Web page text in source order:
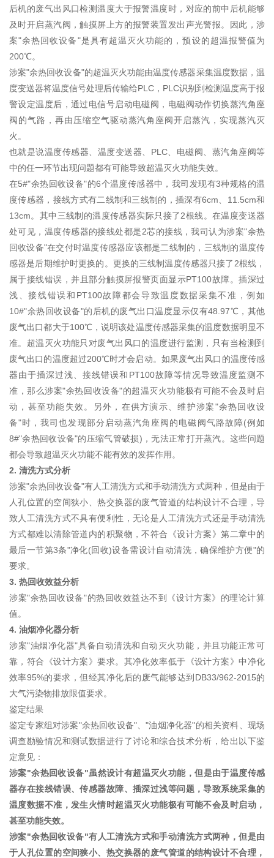
后机的废气出风口检测温度大于报警温度时，对应的前中后机能够
及时开启蒸汽阀，触摸屏上方的报警装置发出声光警报。因此，涉
案"余热回收设备"是具有超温灭火功能的，预设的超温报警值为
200℃。
涉案"余热回收设备"的超温灭火功能由温度传感器采集温度数据，温
度变送器将温度信号处理后传输给PLC，PLC识别到检测温度高于报
警设定温度后，通过电信号启动电磁阀，电磁阀动作切换蒸汽角座
阀的气路，再由压缩空气驱动蒸汽角座阀开启蒸汽，实现蒸汽灭
火。
也就是说温度传感器、温度变送器、PLC、电磁阀、蒸汽角座阀等
中的任一环节出现问题都有可能导致超温灭火功能失效。
在5#"余热回收设备"的6个温度传感器中，我司发现有3种规格的温
度传感器，接线方式有二线制和三线制的，插深有6cm、11.5cm和
13cm。其中三线制的温度传感器实际只接了2根线。在温度变送器
处可见，温度传感器的接线处都是2芯的接线，我司认为涉案"余热
回收设备"在交付时温度传感器应该都是二线制的，三线制的温度传
感器是后期维护时更换的。更换的三线制温度传感器只接了2根线，
属于接线错误，并且部分触摸屏报警页面显示PT100故障。插深过
浅、接线错误和PT100故障都会导致温度数据采集不准，例如
10#"余热回收设备"的后机的废气出口温度显示仅有48.97℃，其他
废气出口都大于100℃，说明该处温度传感器采集的温度数据明显不
准。超温灭火功能只对废气出风口的温度进行监测，只有当检测到
废气出口的温度超过200℃时才会启动。如果废气出风口的温度传感
器由于插深过浅、接线错误和PT100故障等情况导致温度监测不
准，那么涉案"余热回收设备"的超温灭火功能极有可能不会及时启
动，甚至功能失效。另外，在供方演示、维护涉案"余热回收设
备"时，我司也发现部分启动蒸汽角座阀的电磁阀气路故障(例如
8#"余热回收设备"的压缩气管破损)，无法正常打开蒸汽。这些问题
都会导致超温灭火功能不能有效的发挥作用。
2. 清洗方式分析
涉案"余热回收设备"有人工清洗方式和手动清洗方式两种，但是由于
人孔位置的空间狭小、热交换器的废气管道的结构设计不合理，导
致人工清洗方式不具有便利性，无论是人工清洗方式还是手动清洗
方式都难以清除管道内的积聚物，不符合《设计方案》第二章中的
最后一节第3条"净化(回收)设备需设计自动清洗，确保维护方便"的
要求。
3. 热回收效益分析
涉案"余热回收设备"的热回收效益达不到《设计方案》的理论计算
值。
4. 油烟净化器分析
涉案"油烟净化器"具备自动清洗和自动灭火功能，并且功能正常可
靠，符合《设计方案》要求。其净化效率低于《设计方案》中净化
效率95%的要求，但经其净化后的废气能够达到DB33/962-2015的
大气污染物排放限值要求。
鉴定结果
鉴定专家组对涉案"余热回收设备"、"油烟净化器"的相关资料、现场
调查勘验情况和测试数据进行了讨论和综合技术分析，给出以下鉴
定意见：
涉案"余热回收设备"虽然设计有超温灭火功能，但是由于温度传感
器存在接线错误、传感器故障、插深过浅等问题，导致系统采集的
温度数据不准，发生火情时超温灭火功能极有可能不会及时启动，
甚至功能失效。
涉案"余热回收设备"有人工清洗方式和手动清洗方式两种，但是由
于人孔位置的空间狭小、热交换器的废气管道的结构设计不合理，